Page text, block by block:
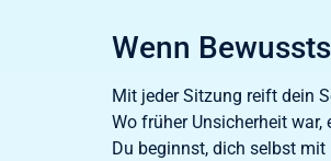
Wenn
Mit jeder Sitzung reift dein
Wo früher Unsicherheit
Du beginnst, dich selbst